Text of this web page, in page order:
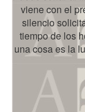
viene con el
silencio
tiempo de los
una cosa es la